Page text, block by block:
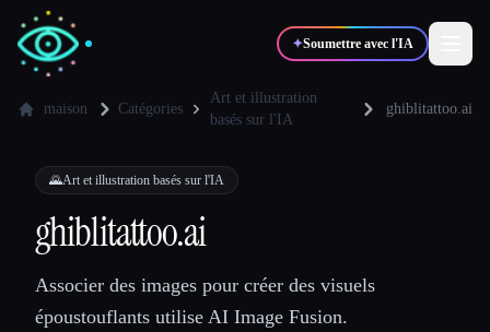
✦Soumettre avec l'IA
💻 Développeurs
🎓Étudiants 🎬Créateurs
maison Catégories
Art et illustration
basés sur l'IA
ghiblitattoo.ai
🌄Art et illustration basés sur l'IA
ghiblitattoo.ai
Associer des images pour créer des visuels
époustouflants utilise AI Image Fusion.